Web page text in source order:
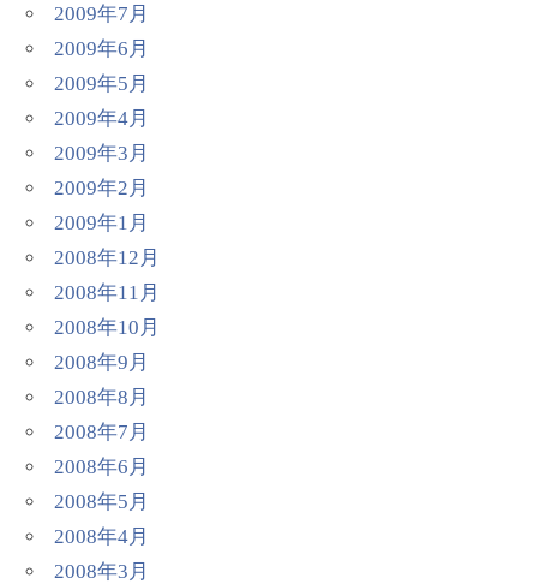
2009年7月
2009年6月
2009年5月
2009年4月
2009年3月
2009年2月
2009年1月
2008年12月
2008年11月
2008年10月
2008年9月
2008年8月
2008年7月
2008年6月
2008年5月
2008年4月
2008年3月